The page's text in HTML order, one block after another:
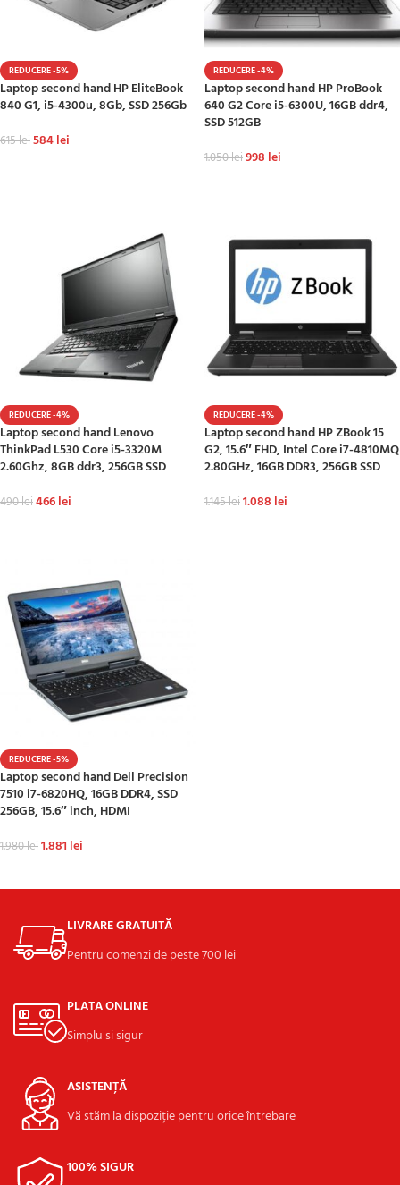
REDUCERE -5%
Laptop second hand HP EliteBook
840 G1, i5-4300u, 8Gb, SSD 256Gb
615lei584lei
REDUCERE -4%
Laptop second hand HP ProBook
640 G2 Core i5-6300U, 16GB ddr4,
SSD 512GB
1.050lei998 lei
REDUCERE -4%
Laptop second hand Lenovo
ThinkPad L530 Core i5-3320M
2.60Ghz, 8GB ddr3, 256GB SSD
490lei466lei
REDUCERE -4%
Laptop second hand HP ZBook 15
G2, 15.6″ FHD, Intel Core i7-4810MQ
2.80GHz, 16GB DDR3, 256GB SSD
1.145lei1.088 lei
REDUCERE -5%
Laptop second hand Dell Precision
7510 i7-6820HQ, 16GB DDR4, SSD
256GB, 15.6″ inch, HDMI
1.980lei1.881 lei
LIVRARE GRATUITĂ
Pentru comenzi de peste 700 lei
PLATA ONLINE
Simplu si sigur
ASISTENȚĂ
Vă stăm la dispoziție pentru orice întrebare
100% SIGUR